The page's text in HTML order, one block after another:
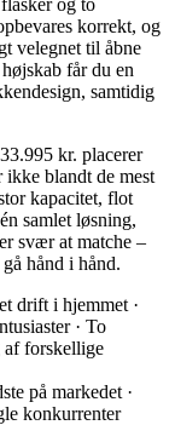
og to
korrekt, og
velegnet til åbne
får du en
samtidig
kr. placerer
ikke blandt de mest
kapacitet, flot
samlet løsning,
svær at matche –
hånd i hånd.
drift i hjemmet ·
· To
af forskellige
på markedet ·
konkurrenter